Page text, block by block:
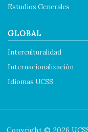
Estudios Generales
GLOBAL
Interculturalidad
Internacionalización
Idiomas UCSS
Copyright © 2026